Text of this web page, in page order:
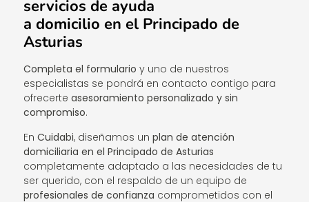
servicios de ayuda
a domicilio en el Principado de
Asturias
Completa el formulario y uno de nuestros
especialistas se pondrá en contacto contigo para
ofrecerteasesoramiento personalizado y sin
compromiso.
EnCuidabi, diseñamos unplan de atención
domiciliaria en el Principado de Asturias
completamente adaptado a las necesidades de tu
ser querido, con el respaldo de un equipo de
profesionales de confianza comprometidos con el